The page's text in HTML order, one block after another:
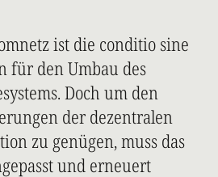
ist die conditio sine
für den Umbau des
Doch um den
der dezentralen
zu genügen, muss das
und erneuert